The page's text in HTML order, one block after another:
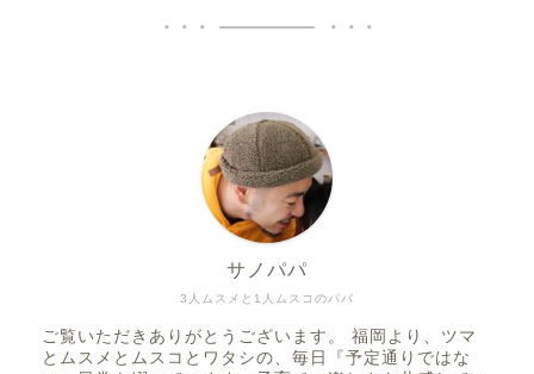
3人ムスメと1人ムスコのパパ
サノパパ
ご覧いただきありがとうございます。 福岡より、ツマ
とムスメとムスコとワタシの、毎日『予定通りではな